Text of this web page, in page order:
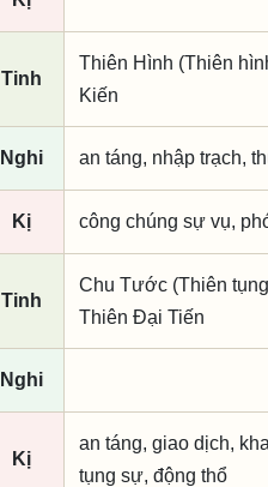
Tinh
Thiên Hình (Thiên
Kiến
Nghi an táng, nhập trạch,
Kị công chúng sự vụ,
Tinh
Chu Tước (Thiên
Thiên Đại Tiến
Nghi
Kị
an táng, giao dịch,
tụng sự, động thổ